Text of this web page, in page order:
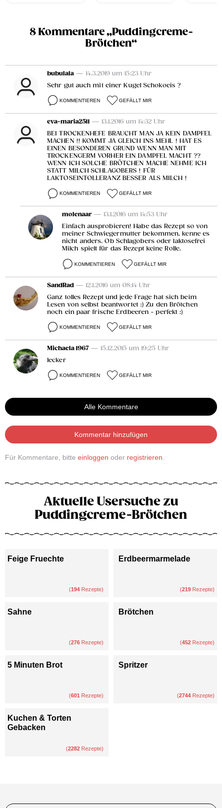
8 Kommentare „Puddingcreme-
Brötchen“
bubulala — 14.3.2019 um 15:23 Uhr
Sehr gut auch mit einer Kugel Schokoeis ?
KOMMENTIEREN GEFÄLLT MIR
eva-maria2511 — 13.1.2016 um 14:32 Uhr
BEI TROCKENHEFE BRAUCHT MAN JA KEIN DAMPFEL
MACHEN !! KOMMT JA GLEICH INS MEHL ! HAT ES
EINEN BESONDEREN GRUND WENN MAN MIT
TROCKENGERM VORHER EIN DAMPFEL MACHT ??
WENN ICH SOLCHE BRÖTCHEN MACHE NEHME ICH
STATT MILCH SCHLAGOBERS ! FÜR
LAKTOSEINTOLLERANZ BESSER ALS MILCH !
KOMMENTIEREN GEFÄLLT MIR
molenaar — 13.1.2016 um 14:53 Uhr
Einfach ausprobieren! Habe das Rezept so von
meiner Schwiegermutter bekommen, kenne es
nicht anders. Ob Schlagobers oder laktosefrei
Milch spielt für das Rezept keine Rolle.
KOMMENTIEREN GEFÄLLT MIR
SandRad — 12.1.2016 um 08:14 Uhr
Ganz tolles Rezept und jede Frage hat sich beim
Lesen von selbst beantwortet :) Zu den Brötchen
noch ein paar frische Erdbeeren - perfekt :)
KOMMENTIEREN GEFÄLLT MIR
Michaela 1967 — 15.12.2015 um 19:25 Uhr
lecker
KOMMENTIEREN GEFÄLLT MIR
Alle Kommentare
Kommentar hinzufügen
Für Kommentare, bitte einloggen oder registrieren
Aktuelle Usersuche zu
Puddingcreme-Brötchen
Feige Fruechte
(194 Rezepte)
Erdbeermarmelade
(219 Rezepte)
Sahne
(276 Rezepte)
Brötchen
(452 Rezepte)
5 Minuten Brot
(601 Rezepte)
Spritzer
(2744 Rezepte)
Kuchen & Torten
Gebacken
(2282 Rezepte)